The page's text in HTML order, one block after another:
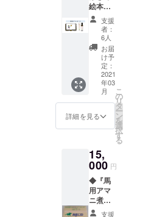
の良い
履き心
地をと
ことん
追求し
た、
ルーム
シュー
ズで
す。
CLUB
RIOで
ネンで
作った
馬着の
活用な
どをし
ていま
すが、
絵本
（仮）
』1冊＋
『亜麻
仁油２
個セッ
ト』 こ
の度の
クラウ
ドファ
ンディ
ングで
挑戦す
る『や
絵本
（仮）
』と、
鮮度抜
群！体
に優し
い亜麻
支援
者：
6人
お届
け予
定：
2021
年03
月
詳細を見る
こ
の
リ
タ
ー
ン
を
選
択
す
る
15,
000 円
◆『馬
用アマ
ニ煮 1
ケース
支援